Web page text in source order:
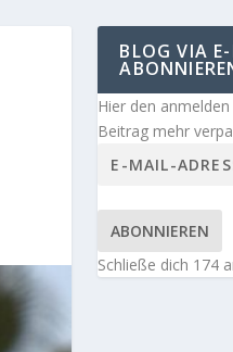
BLOG VIA
Hier den
Beitrag mehr
ABONNIEREN
Schließe dich 174